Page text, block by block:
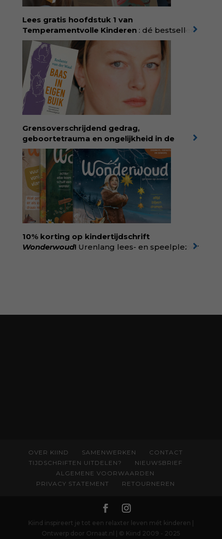
moment van verbinding. Bestel via je lokale
boekhandel! Lees meer over Rolinde via
kiind.nl/rolinde
Lees gratis hoofdstuk 1 van
Temperamentvolle Kinderen : dé bestseller
van pedagoog Eva Bronsveld. In het boek
Temperamentvolle kinderen vind je 25 jaar
aan kennis en ervaring. Met ruim 50.000
verkochte exemplaren met recht een
bestseller, waarmee Eva veel gezinnen heeft
kunnen helpen. Ze schrijft met een
liefdevolle kijk op kinderen en veel begrip
voor ouders. Download het hoofdstuk gratis
via:
evabronsveld.plugandpay.nl/r?
id=ZcYxEBJH
Grensoverschrijdend gedrag,
geboortetrauma en ongelijkheid in de
geboortezorg:in Baas in eigen buik verbindt
filosoof en vroedvrouw Rodante van der Waal
persoonlijke ervaringen aan structureel
onrecht en introduceert ze reproductieve
rechtvaardigheid als een collectieve, radicale
praktijk van zorg. Voor iedereen die wil
begrijpen wat er speelt rond vruchtbaarheid
en geboorte. Koop het boek via
singeluitgeverijen.nl/nijgh-van-
ditmar/boek/baas-in-eigen-buik
10% korting op kindertijdschrift
Wonderwoud! Urenlang lees- en speelplezier
OVER KIIND SAMENWERKEN
CONTACT
TIJDSCHRIFTEN UITDELEN?
NIEUWSBRIEF
ALGEMENE VOORWAARDEN
PRIVACY STATEMENT
RETOURNEREN
Kiind inspireert je tot een relaxter leven mét kinderen |
Ontwerp door Ornaat.nl | © Kiind 2009 - 2025